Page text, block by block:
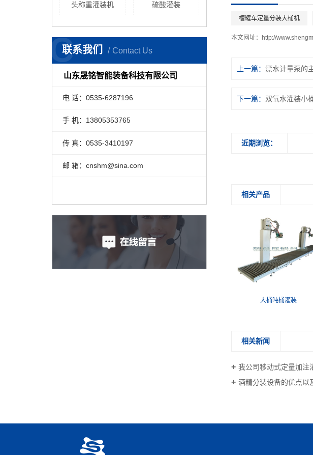
头称重灌装机 硫酸灌装
联系我们 Contact Us
C
山东晟铭智能装备科技有限公司
电 话：0535-6287196
手 机：13805353765
传 真：0535-3410197
邮 箱：cnshm@sina.com
槽罐车定量分装大桶机
本文网址： http://
上一篇： 漂水计量泵的
下一篇： 双氧水灌装小
近期浏览：
相关产品
大桶吨桶灌装
相关新闻
我公司移动式定量加注
酒精分装设备的优点以及